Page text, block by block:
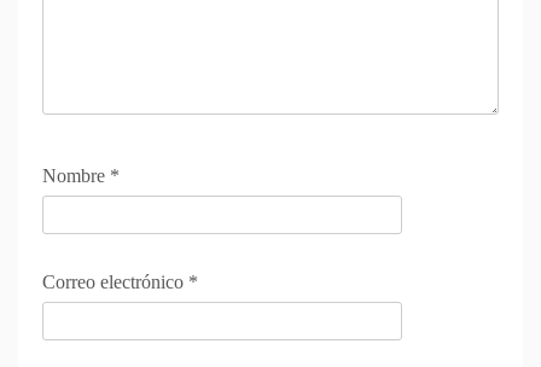
Nombre *
Correo electrónico *